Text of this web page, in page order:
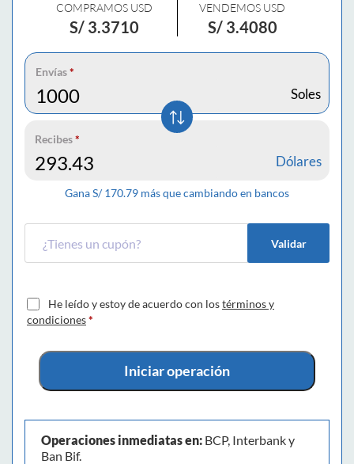
COMPRAMOS USD
S/ 3.3710
VENDEMOS USD
S/ 3.4080
Envías*
Soles
Recibes*
Dólares
Gana S/170.79 más que cambiando en bancos
Validar
He leído y estoy de acuerdo con lostérminos y
condiciones*
Iniciar operación
Operaciones inmediatas en: BCP, Interbank y
Ban Bif.